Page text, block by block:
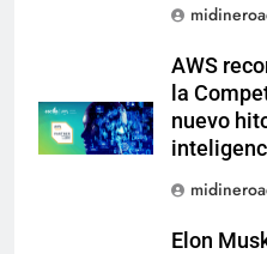
AWS
la
nuevo
Elon